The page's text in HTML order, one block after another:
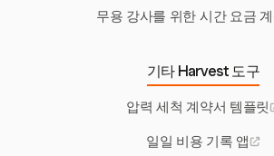
무용 강사를 위한 시간 요금
기타 Harvest 도구
압력 세척 계약서 템플릿
일일 비용 기록 앱